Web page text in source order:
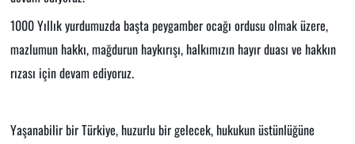
1000 Yıllık yurdumuzda başta peygamber ocağı ordusu olmak üzere,
mazlumun hakkı, mağdurun haykırışı, halkımızın hayır duası ve hakkın
rızası için devam ediyoruz.
Yaşanabilir bir Türkiye, huzurlu bir gelecek, hukukun üstünlüğüne